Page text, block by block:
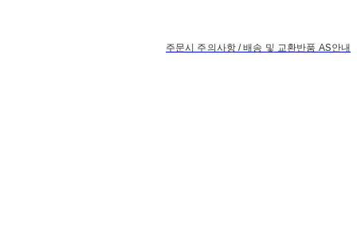
주문시 주의사항 / 배송 및 교환반품 AS안내